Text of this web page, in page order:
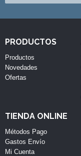
PRODUCTOS
Productos
Novedades
Ofertas
TIENDA ONLINE
Métodos Pago
Gastos Envío
Mi Cuenta